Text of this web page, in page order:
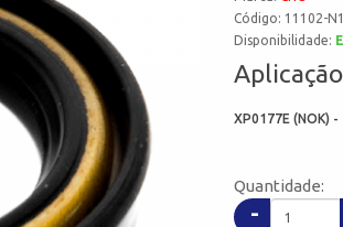
Código: 11102-
Disponibilidade:
XP0177E (NOK)
Quantidade:
-